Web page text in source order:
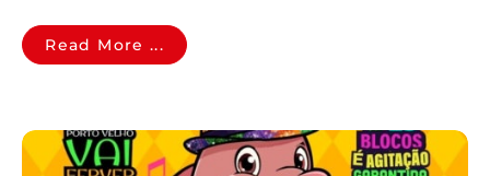
Read More ...